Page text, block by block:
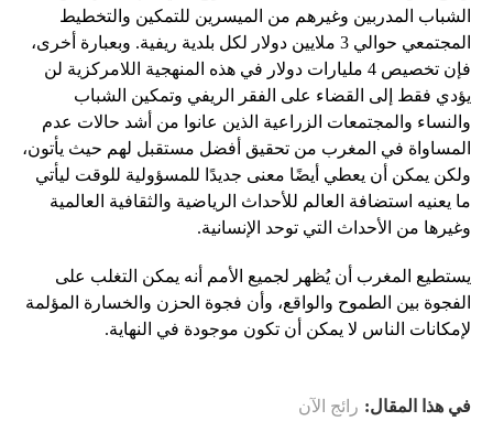
الشباب المدربين وغيرهم من الميسرين للتمكين والتخطيط
المجتمعي حوالي 3 ملايين دولار لكل بلدية ريفية. وبعبارة أخرى،
فإن تخصيص 4 مليارات دولار في هذه المنهجية اللامركزية لن
يؤدي فقط إلى القضاء على الفقر الريفي وتمكين الشباب
والنساء والمجتمعات الزراعية الذين عانوا من أشد حالات عدم
المساواة في المغرب من تحقيق أفضل مستقبل لهم حيث يأتون،
ولكن يمكن أن يعطي أيضًا معنى جديدًا للمسؤولية للوقت ليأتي
ما يعنيه استضافة العالم للأحداث الرياضية والثقافية العالمية
وغيرها من الأحداث التي توحد الإنسانية.
يستطيع المغرب أن يُظهر لجميع الأمم أنه يمكن التغلب على
الفجوة بين الطموح والواقع، وأن فجوة الحزن والخسارة المؤلمة
لإمكانات الناس لا يمكن أن تكون موجودة في النهاية.
في هذا المقال: رائج الآن